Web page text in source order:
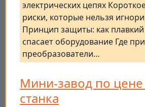
электрических цепях
риски, которые нельзя
Принцип защиты: как
спасает оборудование Где
преобразователи…
Мини-завод по
станка